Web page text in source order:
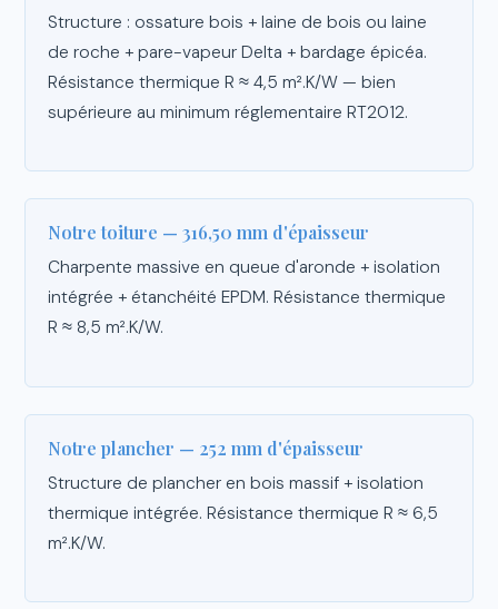
Structure : ossature bois + laine de bois ou laine
de roche + pare-vapeur Delta + bardage épicéa.
Résistance thermique R ≈ 4,5 m².K/W — bien
supérieure au minimum réglementaire RT2012.
Notre toiture — 316,50 mm d'épaisseur
Charpente massive en queue d'aronde + isolation
intégrée + étanchéité EPDM. Résistance thermique
R ≈ 8,5 m².K/W.
Notre plancher — 252 mm d'épaisseur
Structure de plancher en bois massif + isolation
thermique intégrée. Résistance thermique R ≈ 6,5
m².K/W.